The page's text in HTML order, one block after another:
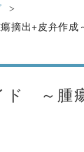
摘出+皮弁作成
ド ～腫